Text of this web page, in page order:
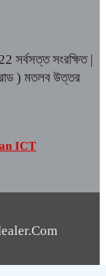
সর্বসত্ত সংরক্ষিত |
রোড ) মতলব উত্তর
ICT
by:Dewan ICT